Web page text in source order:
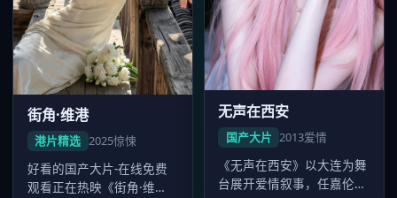
街角·维港
港片精选 2025惊悚
好看的国产大片-在线免费
观看正在热映《街角·维
无声在西安
国产大片 2013爱情
《无声在西安》以大连为舞
台展开爱情叙事，任嘉伦、